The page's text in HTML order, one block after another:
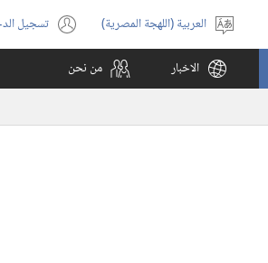
اختر
اللغة
العربية (اللهجة المصرية) تسجيل(يفتح
نافذة
الاخبار من نحن